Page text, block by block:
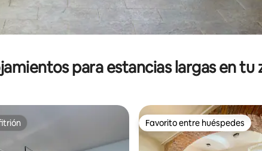
para estancias largas en tu
Favorito entre huéspedes
Favorito entre huéspedes